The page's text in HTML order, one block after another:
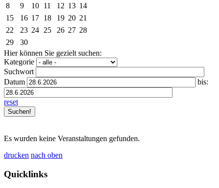
8
9 10 11 12 13 14
15
16 17 18 19 20 21
22
23 24 25 26 27 28
29
30
Hier können Sie gezielt suchen:
Kategorie
Suchwort
Datum
bis:
reset
Es wurden keine Veranstaltungen gefunden.
drucken nach oben
Quicklinks